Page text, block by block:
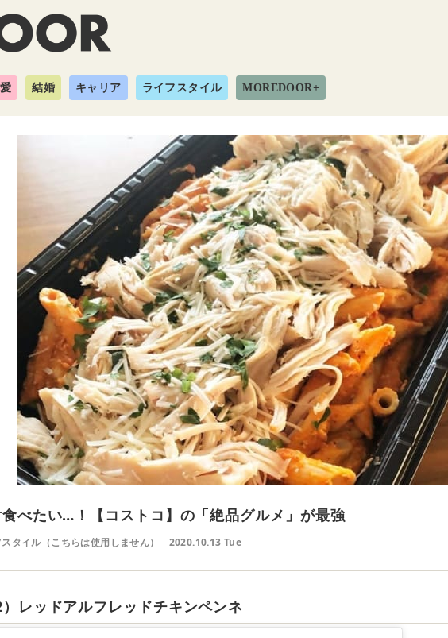
結婚 キャリア ライフスタイル MOREDOOR+
べたい…！【コストコ】の「絶品グルメ」が最強
タイル（こちらは使用しません） 2020.10.13 Tue
）レッドアルフレッドチキンペンネ